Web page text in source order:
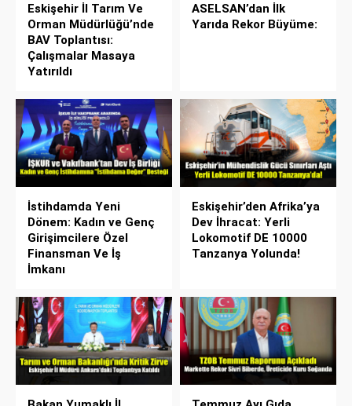
Eskişehir İl Tarım Ve
Orman Müdürlüğü’nde
BAV Toplantısı:
Çalışmalar Masaya
Yatırıldı
ASELSAN’dan İlk
Yarıda Rekor Büyüme:
İstihdamda Yeni
Dönem: Kadın ve Genç
Girişimcilere Özel
Finansman Ve İş
İmkanı
Eskişehir’den Afrika’ya
Dev İhracat: Yerli
Lokomotif DE 10000
Tanzanya Yolunda!